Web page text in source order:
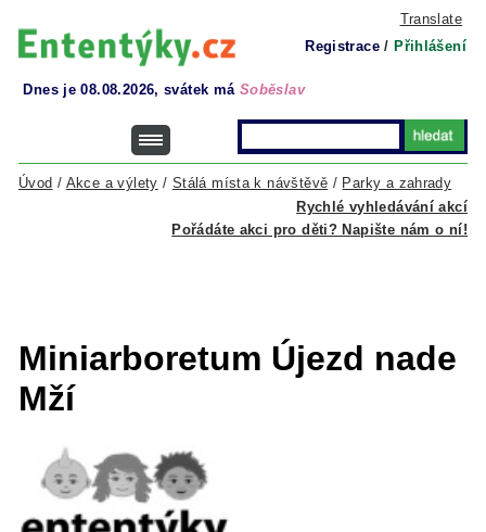
Translate
Registrace / Přihlášení
Dnes je 08.08.2026, svátek má Soběslav
Rychlé vyhledávání akcí
Úvod / Akce a výlety / Stálá místa k návštěvě / Parky a zahrady
Pořádáte akci pro děti? Napište nám o ní!
Miniarboretum Újezd nade
Mží